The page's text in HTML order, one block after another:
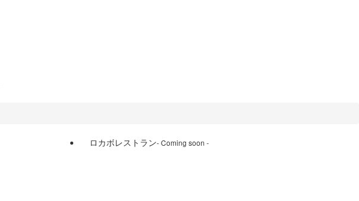
ロカボレストラン- Coming soon -